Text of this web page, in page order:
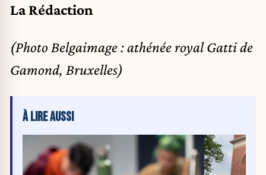
La Rédaction
(Photo Belgaimage : athénée royal Gatti de
Gamond, Bruxelles)
À LIRE AUSSI